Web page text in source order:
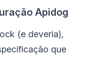
Apidog
(e deveria),
que